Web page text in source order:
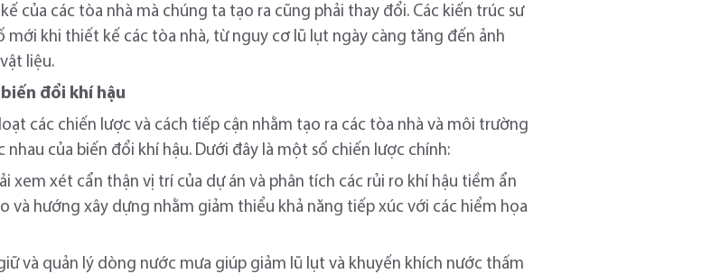
của các tòa nhà mà chúng ta tạo ra cũng phải thay đổi. Các kiến trúc sư
mới khi thiết kế các tòa nhà, từ nguy cơ lũ lụt ngày càng tăng đến ảnh
liệu.
đổi khí hậu
các chiến lược và cách tiếp cận nhằm tạo ra các tòa nhà và môi trường
của biến đổi khí hậu. Dưới đây là một số chiến lược chính:
xem xét cẩn thận vị trí của dự án và phân tích các rủi ro khí hậu tiềm ẩn
và hướng xây dựng nhằm giảm thiểu khả năng tiếp xúc với các hiểm họa
và quản lý dòng nước mưa giúp giảm lũ lụt và khuyến khích nước thấm